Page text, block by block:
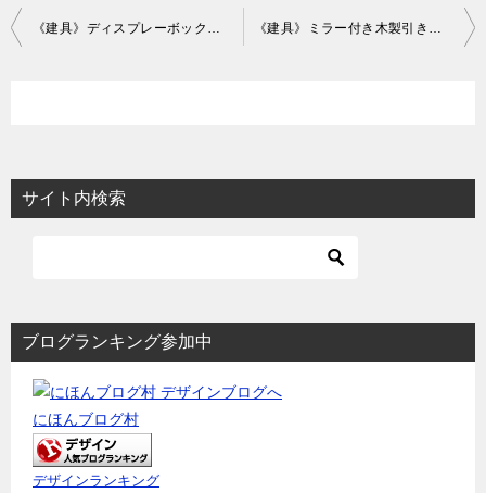
投
ー
《建具》ディスプレーボックスの木製建具の納まり！ 《建具》ミラー付き木製引き戸の作図事例
サイト内検索
ブログランキング参加中
にほんブログ村
デザインランキング